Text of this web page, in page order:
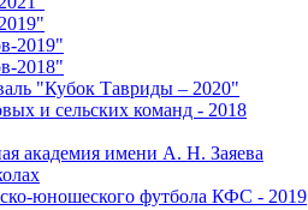
2019"
2018"
"Кубок Тавриды – 2020"
и сельских команд - 2018
академия имени А. Н. Заяева
юношеского футбола КФС - 2019